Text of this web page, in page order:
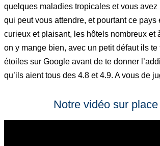
quelques maladies tropicales et vous avez
qui peut vous attendre, et pourtant ce pays
curieux et plaisant, les hôtels nombreux et
on y mange bien, avec un petit défaut ils te
étoiles sur Google avant de te donner
qu’ils aient tous des 4.8 et 4.9. A vous de
Notre vidéo sur place